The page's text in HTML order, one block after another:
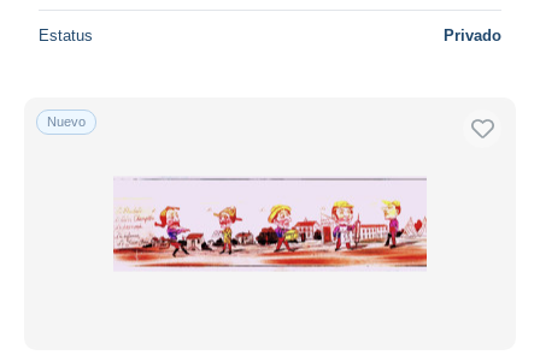
Estatus Privado
Nuevo